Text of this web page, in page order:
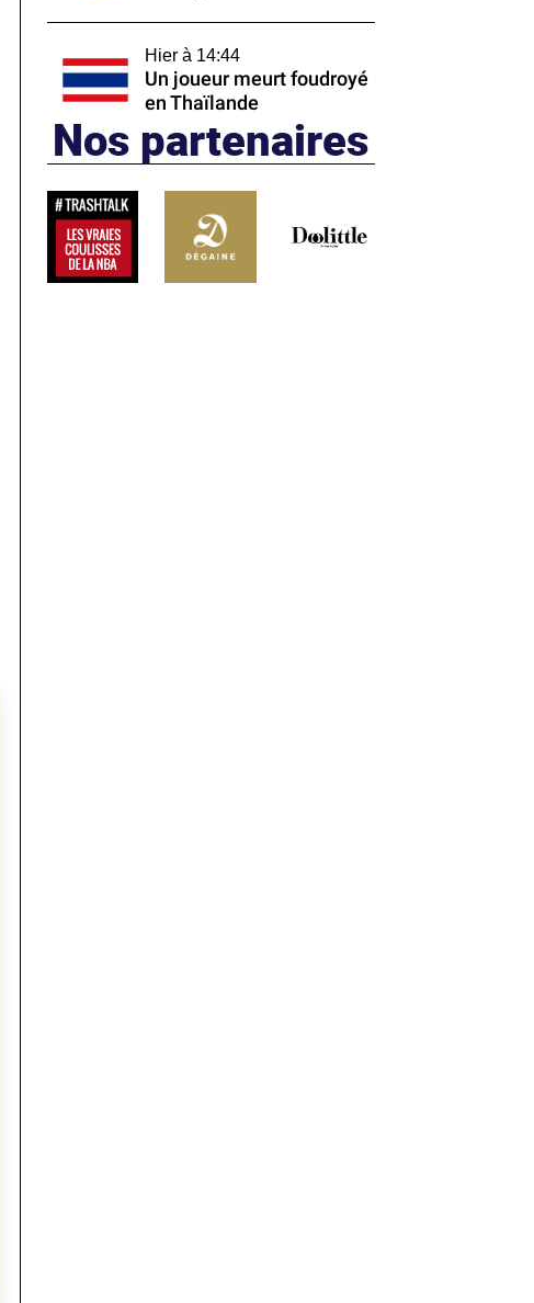
Hier à 14:44
Un joueur meurt foudroyé
en Thaïlande
Nos partenaires